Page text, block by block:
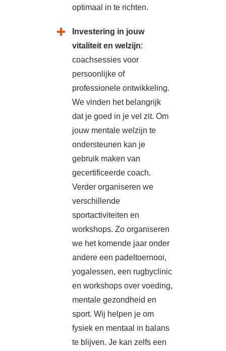
optimaal in te richten.
Investering in jouw
vitaliteit en welzijn:
coachsessies voor
persoonlijke of
professionele ontwikkeling.
We vinden het belangrijk
dat je goed in je vel zit. Om
jouw mentale welzijn te
ondersteunen kan je
gebruik maken van
gecertificeerde coach.
Verder organiseren we
verschillende
sportactiviteiten en
workshops. Zo organiseren
we het komende jaar onder
andere een padeltoernooi,
yogalessen, een rugbyclinic
en workshops over voeding,
mentale gezondheid en
sport. Wij helpen je om
fysiek en mentaal in balans
te blijven. Je kan zelfs een